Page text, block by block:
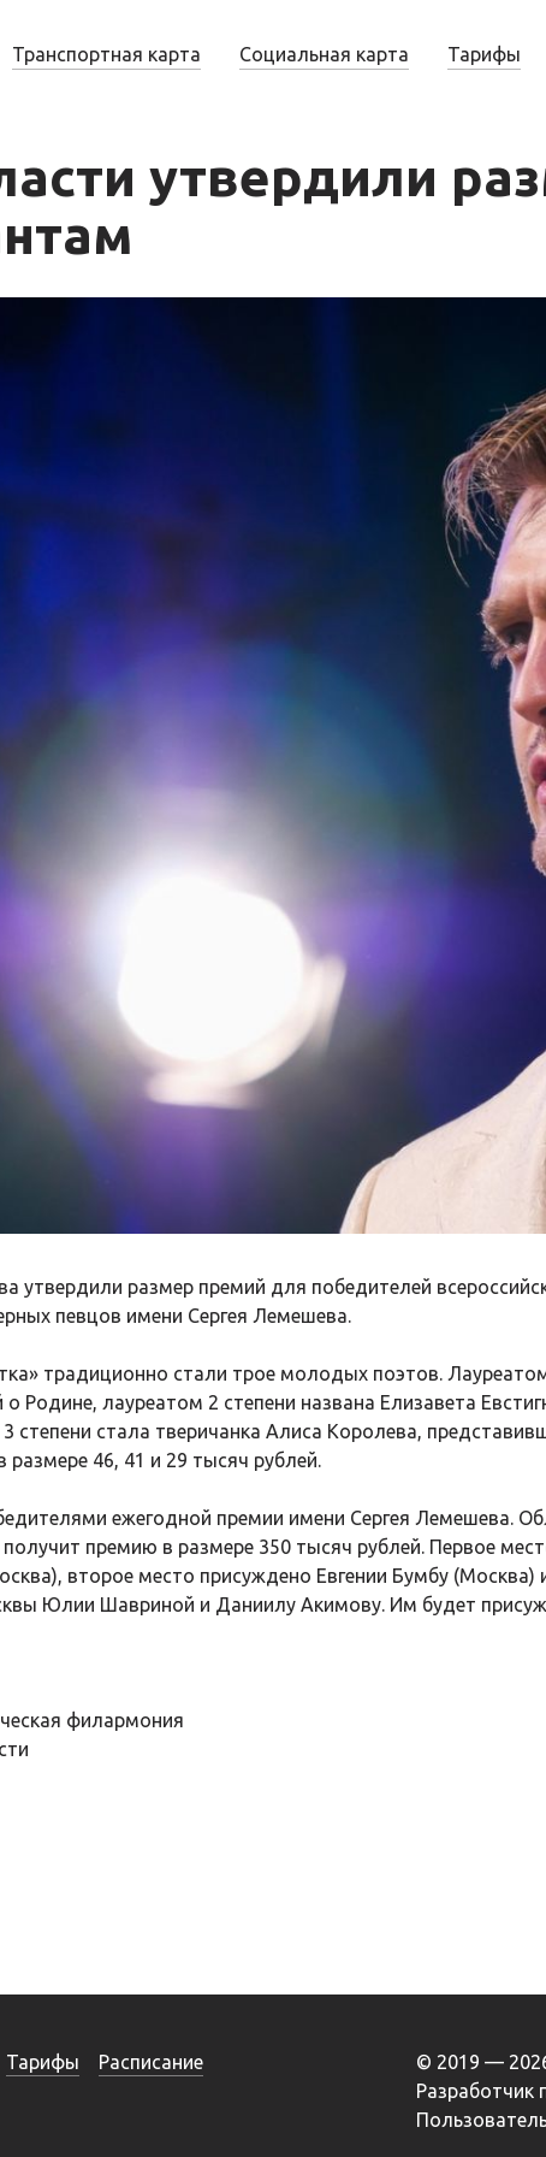
Транспортная карта Социальная карта Тарифы
утвердили
утвердили размер премий для победителей
певцов имени Сергея Лемешева.
традиционно стали трое молодых поэтов.
Родине, лауреатом 2 степени названа Елизавета
степени стала тверичанка Алиса Королева,
46, 41 и 29 тысяч рублей.
ежегодной премии имени Сергея Лемешева.
премию в размере 350 тысяч рублей. Первое
второе место присуждено Евгении Бумбу (Москва)
Юлии Шавриной и Даниилу Акимову. Им будет
филармония
Тарифы Расписание
© 2019 —
Разработчик